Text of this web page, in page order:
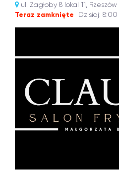
ul. Zagłoby 8 lokal 11, Rzeszów
Teraz zamknięte Dzisiaj: